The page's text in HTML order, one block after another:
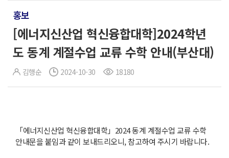
홍보
[에너지신산업 혁신융합대학]2024학년
도 동계 계절수업 교류 수학 안내(부산대)
김행순 2024-10-30 18180
「에너지신산업 혁신융합대학」2024 동계 계절수업 교류 수학
안내문을 붙임과 같이 보내드리오니, 참고하여 주시기 바랍니다.